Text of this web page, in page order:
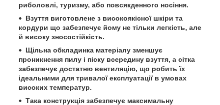
риболовлі, туризму, або повсякденного носіння.
Взуття виготовлене з високоякісної шкіри та
кордури що забезпечує йому не тільки легкість, але
й високу зносостійкість.
Щільна обкладинка матеріалу зменшує
проникнення пилу і піску всередину взуття, а сітка
забезпечує достатню вентиляцію, що робить їх
ідеальними для тривалої експлуатації в умовах
високих температур.
Така конструкція забезпечує максимальну